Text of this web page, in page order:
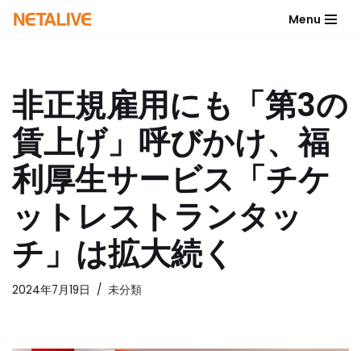
ン
ツ
へ
ス
キ
ッ
プ
Menu
非正規雇用にも「第3の
賃上げ」呼びかけ、福
利厚生サービス「チケ
ットレストランタッ
チ」は拡大続く
2024年7月19日 未分類